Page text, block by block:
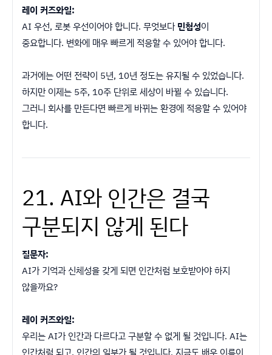
레이 커즈와일:
AI 우선, 로봇 우선이어야 합니다. 무엇보다민첩성이
중요합니다. 변화에 매우 빠르게 적응할 수 있어야 합니다.
과거에는 어떤 전략이 5년, 10년 정도는 유지될 수 있었습니다.
하지만 이제는 5주, 10주 단위로 세상이 바뀔 수 있습니다.
그러니 회사를 만든다면 빠르게 바뀌는 환경에 적응할 수 있어야
합니다.
21. AI와 인간은 결국
구분되지 않게 된다
질문자:
AI가 기억과 신체성을 갖게 되면 인간처럼 보호받아야 하지
않을까요?
레이 커즈와일:
우리는 AI가 인간과 다르다고 구분할 수 없게 될 것입니다. AI는
인간처럼 되고, 인간의 일부가 될 것입니다. 지금도 배우 이름이